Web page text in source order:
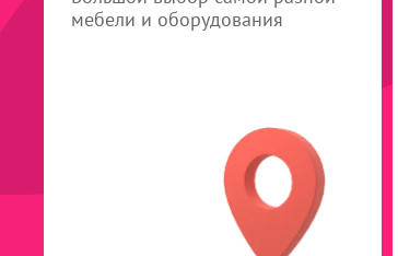
мебели и оборудования